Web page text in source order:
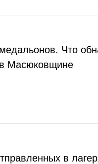
Что
Масюковщине
в